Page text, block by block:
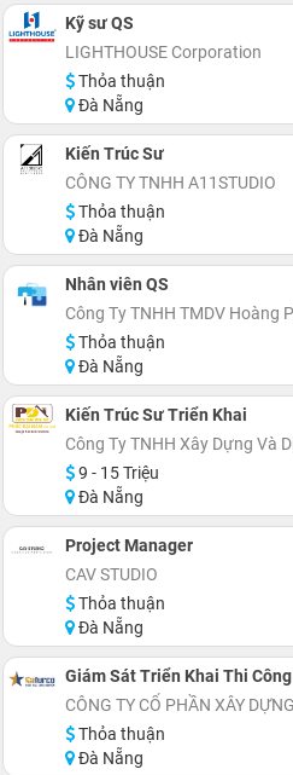
Kỹ sư QS
LIGHTHOUSE Corporation
Thỏa thuận
Đà Nẵng
Kiến Trúc Sư
CÔNG TY TNHH A11STUDIO
Thỏa thuận
Đà Nẵng
Nhân viên QS
Công Ty TNHH TMDV Hoàng
Thỏa thuận
Đà Nẵng
Kiến Trúc Sư Triển Khai
Công Ty TNHH Xây Dựng Và
9 - 15 Triệu
Đà Nẵng
Project Manager
CAV STUDIO
Thỏa thuận
Đà Nẵng
Giám Sát Triển Khai Thi Công
Thỏa thuận
Đà Nẵng